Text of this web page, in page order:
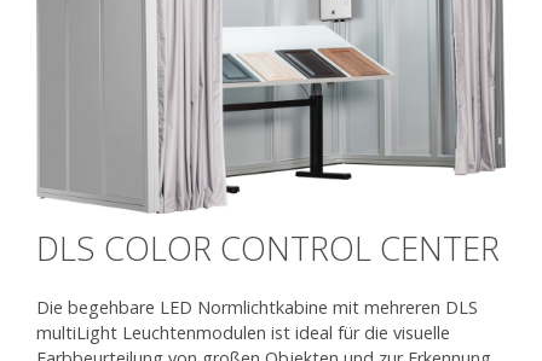
DLS COLOR CONTROL CENTER
Die begehbare LED Normlichtkabine mit mehreren DLS
multiLight Leuchtenmodulen ist ideal für die visuelle